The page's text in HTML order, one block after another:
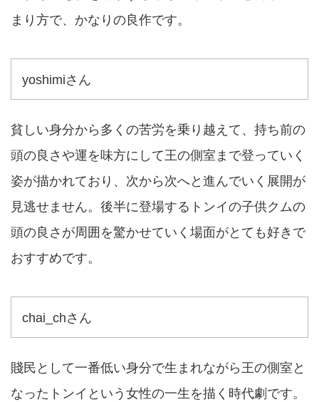
まり方で、かなりの良作です。
yoshimiさん
貧しい身分から多くの苦労を乗り越えて、持ち前の
頭の良さや運を味方にして王の側室まで登っていく
姿が描かれており、次から次へと進んでいく展開が
見逃せません。後半に登場するトンイの子供クムの
頭の良さが周囲を驚かせていく場面がとても好きで
おすすめです。
chai_chさん
賤民として一番低い身分で生まれながら王の側室と
なったトンイという女性の一生を描く時代劇です。